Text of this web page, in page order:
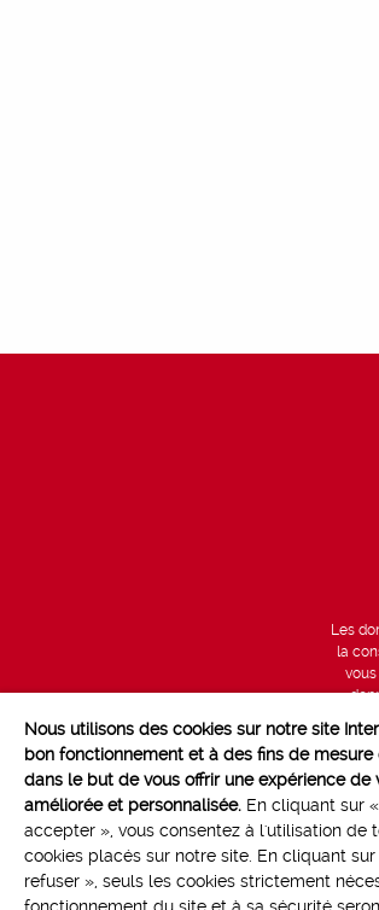
Les
la
Nous utilisons des cookies sur notre site
bon fonctionnement et à des fins de mesure
dans le but de vous offrir une expérience de
améliorée et personnalisée. En cliquant sur
accepter », vous consentez à l'utilisation de
cookies placés sur notre site. En cliquant sur
refuser », seuls les cookies strictement